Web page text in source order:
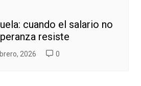
cuando el salario no
resiste
2026 0